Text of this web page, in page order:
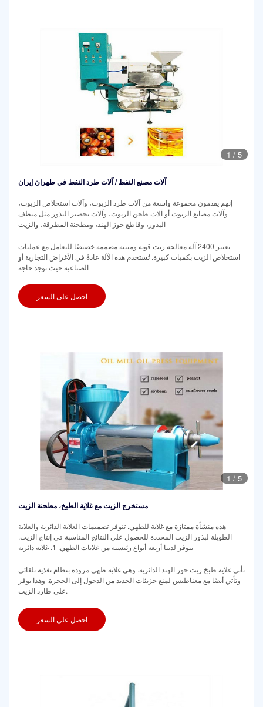
1 / 5
آلات مصنع النفط / آلات طرد النفط في طهران إيران
إنهم يقدمون مجموعة واسعة من آلات طرد الزيوت، وآلات استخلاص الزيوت،
وآلات مصانع الزيوت أو آلات طحن الزيوت، وآلات تحضير البذور مثل منظف
البذور، وقاطع جوز الهند، ومطحنة المطرقة، والزيت
تعتبر 2400 آلة معالجة زيت قوية ومتينة مصممة خصيصًا للتعامل مع عمليات
استخلاص الزيت بكميات كبيرة. تُستخدم هذه الآلة عادةً في الأغراض التجارية أو
الصناعية حيث توجد حاجة
احصل على السعر
1 / 5
مستخرج الزيت مع غلاية الطبخ، مطحنة الزيت
هذه منشأة ممتازة مع غلاية للطهي. تتوفر تصميمات الغلاية الدائرية والغلاية
الطويلة لبذور الزيت المحددة للحصول على النتائج المناسبة في إنتاج الزيت.
تتوفر لدينا أربعة أنواع رئيسية من غلايات الطهي. 1. غلاية دائرية
تأتي غلاية طبخ زيت جوز الهند الدائرية. وهي غلاية طهي مزودة بنظام تغذية تلقائي
وتأتي أيضًا مع مغناطيس لمنع جزيئات الحديد من الدخول إلى الحجرة. وهذا يوفر
على طارد الزيت.
احصل على السعر